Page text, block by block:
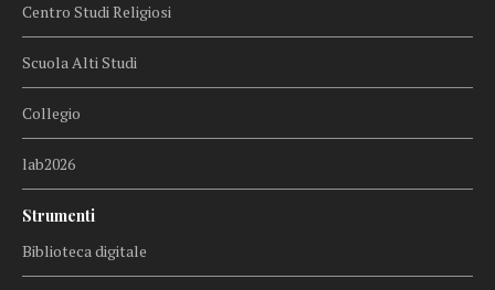
Centro Studi Religiosi
Scuola Alti Studi
Collegio
lab2026
Strumenti
Biblioteca digitale